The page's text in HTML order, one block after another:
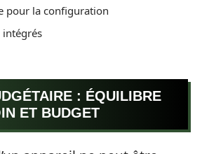
pour la configuration
intégrés
: ÉQUILIBRE
ET BUDGET